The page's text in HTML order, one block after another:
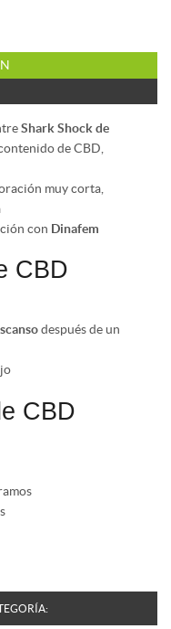
Shark Shock de
de CBD,
muy corta,
con Dinafem
CBD
después de un
CBD